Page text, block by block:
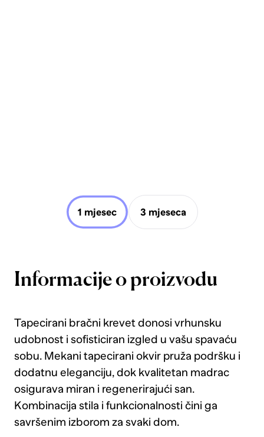
1 mjesec 3 mjeseca
Informacije o proizvodu
Tapecirani bračni krevet donosi vrhunsku
udobnost i sofisticiran izgled u vašu spavaću
sobu. Mekani tapecirani okvir pruža podršku i
dodatnu eleganciju, dok kvalitetan madrac
osigurava miran i regenerirajući san.
Kombinacija stila i funkcionalnosti čini ga
savršenim izborom za svaki dom.